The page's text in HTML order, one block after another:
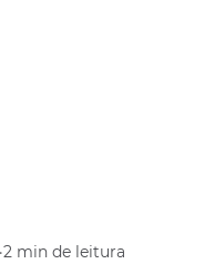
2 min de leitura